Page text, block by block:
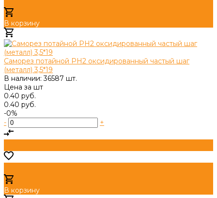
В корзину
Саморез потайной PH2 оксидированный частый шаг
(металл) 3,5*19
В наличии: 36587 шт.
Цена за шт
0.40 руб.
0.40 руб.
-0%
-
+
В корзину